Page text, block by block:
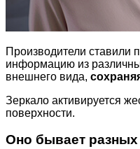
Производители ставили
информацию из
внешнего вида,
Зеркало активируется
поверхности.
Оно бывает